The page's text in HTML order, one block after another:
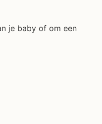
je baby of om een